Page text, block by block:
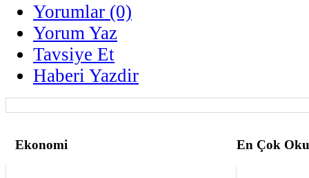
Yorumlar (0)
Yorum Yaz
Tavsiye Et
Haberi Yazdir
Ekonomi En Çok